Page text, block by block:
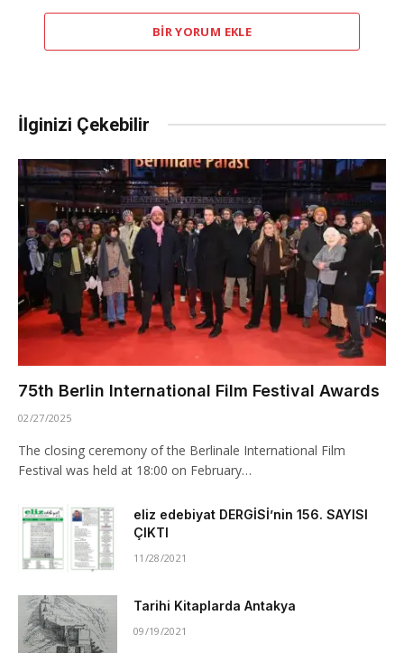
BIR YORUM EKLE
İlginizi Çekebilir
75th Berlin International Film Festival Awards
02/27/2025
The closing ceremony of the Berlinale International Film
Festival was held at 18:00 on February…
eliz edebiyat DERGİSİ’nin 156. SAYISI
ÇIKTI
11/28/2021
Tarihi Kitaplarda Antakya
09/19/2021